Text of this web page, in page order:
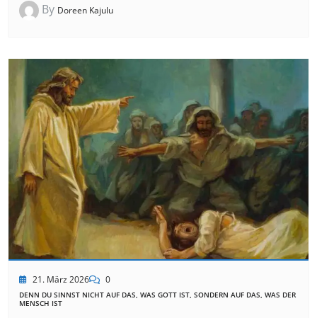
By Doreen Kajulu
21. März 2026 0
DENN DU SINNST NICHT AUF DAS, WAS GOTT IST, SONDERN AUF DAS, WAS DER
MENSCH IST